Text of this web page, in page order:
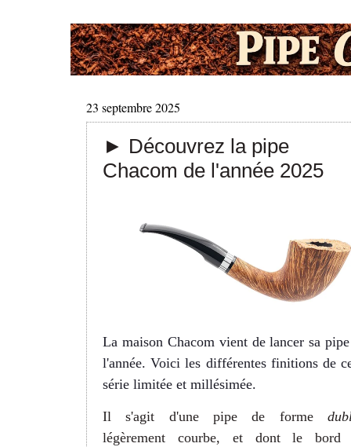
23 septembre 2025
► Découvrez la pipe
Chacom de l'année 2025
La maison Chacom vient de lancer sa
l'année. Voici les différentes finitions de
série limitée et millésimée.
Il s'agit d'une pipe de forme
légèrement courbe, et dont le bord